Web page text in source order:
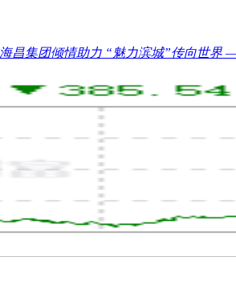
海昌集团倾情助力 “魅力滨城”传向世界